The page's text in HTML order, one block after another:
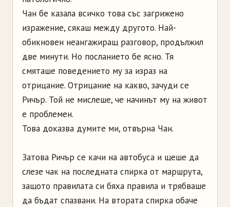
Чан бе казала всичко това със загрижено
изражение, сякаш между другото. Най­-
обикновен неангажиращ разговор, продължил
две минути. Но посланието бе ясно. Тя
смяташе поведението му за израз на
отрицание. Отрицание на какво, зачуди се
Ричър. Той не мислеше, че начинът му на живот
е проблемен.
Това доказва думите ми, отвърна Чан.
Затова Ричър се качи на автобуса и щеше да
слезе чак на последната спирка от маршрута,
защото правилата си бяха правила и трябваше
да бъдат спазвани. На втората спирка обаче